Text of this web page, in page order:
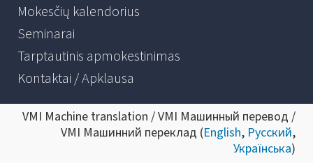
Mokesčių kalendorius
Seminarai
Tarptautinis apmokestinimas
Kontaktai / Apklausa
VMI Machine translation / VMI Машинный перевод /
VMI Машинний переклад (English, Русский,
Українська)